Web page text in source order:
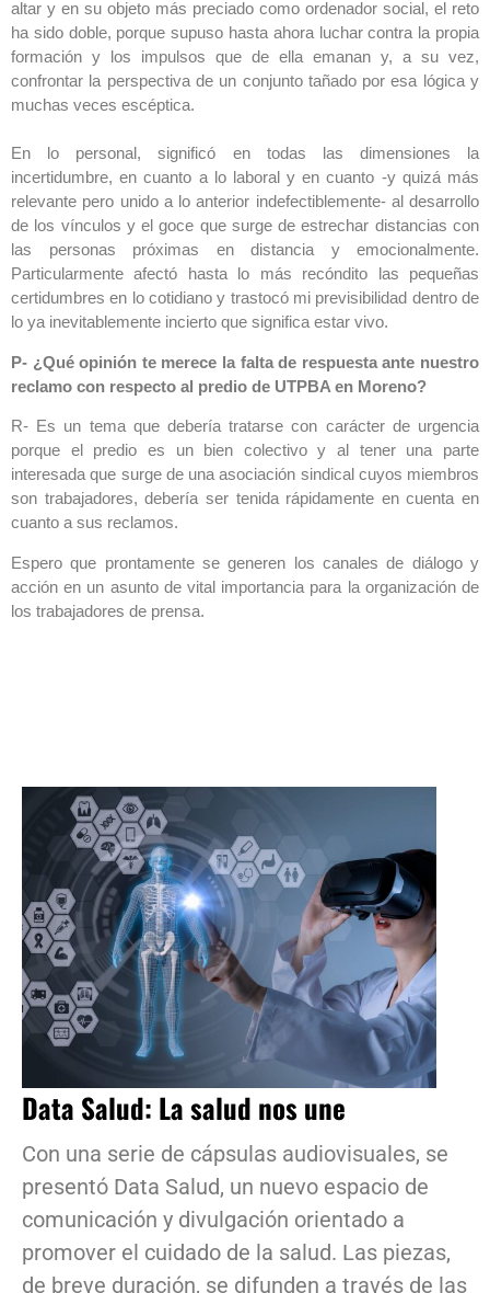
altar y en su objeto más preciado como ordenador social, el reto
ha sido doble, porque supuso hasta ahora luchar contra la propia
formación y los impulsos que de ella emanan y, a su vez,
confrontar la perspectiva de un conjunto tañado por esa lógica y
muchas veces escéptica.
En lo personal, significó en todas las dimensiones la
incertidumbre, en cuanto a lo laboral y en cuanto -y quizá más
relevante pero unido a lo anterior indefectiblemente- al desarrollo
de los vínculos y el goce que surge de estrechar distancias con
las personas próximas en distancia y emocionalmente.
Particularmente afectó hasta lo más recóndito las pequeñas
certidumbres en lo cotidiano y trastocó mi previsibilidad dentro de
lo ya inevitablemente incierto que significa estar vivo.
P- ¿Qué opinión te merece la falta de respuesta ante nuestro
reclamo con respecto al predio de UTPBA en Moreno?
R- Es un tema que debería tratarse con carácter de urgencia
porque el predio es un bien colectivo y al tener una parte
interesada que surge de una asociación sindical cuyos miembros
son trabajadores, debería ser tenida rápidamente en cuenta en
cuanto a sus reclamos.
Espero que prontamente se generen los canales de diálogo y
acción en un asunto de vital importancia para la organización de
los trabajadores de prensa.
Data Salud: La salud nos une
Con una serie de cápsulas audiovisuales, se
presentó Data Salud, un nuevo espacio de
comunicación y divulgación orientado a
promover el cuidado de la salud. Las piezas,
de breve duración, se difunden a través de las